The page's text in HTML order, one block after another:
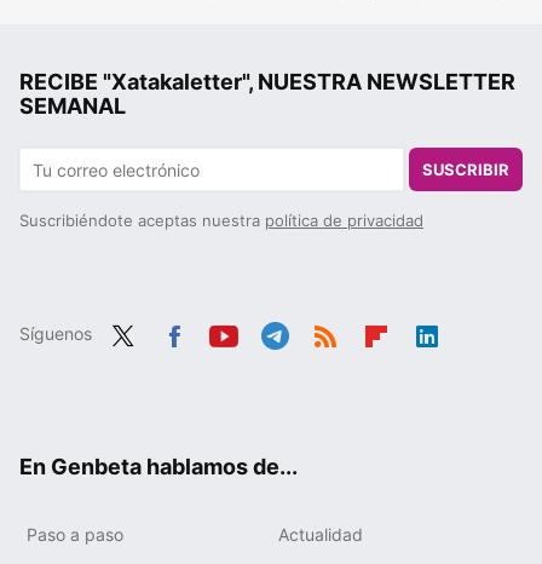
RECIBE "Xatakaletter", NUESTRA NEWSLETTER
SEMANAL
SUSCRIBIR
Suscribiéndote aceptas nuestra política de privacidad
Síguenos
En Genbeta hablamos de...
Paso a paso Actualidad